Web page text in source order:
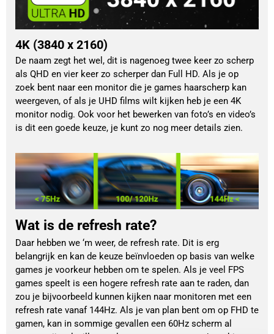
4K (3840 x 2160)
De naam zegt het wel, dit is nagenoeg twee keer zo scherp
als QHD en vier keer zo scherper dan Full HD. Als je op
zoek bent naar een monitor die je games haarscherp kan
weergeven, of als je UHD films wilt kijken heb je een 4K
monitor nodig. Ook voor het bewerken van foto’s en video’s
is dit een goede keuze, je kunt zo nog meer details zien.
Wat is de refresh rate?
Daar hebben we ‘m weer, de refresh rate. Dit is erg
belangrijk en kan de keuze beïnvloeden op basis van welke
games je voorkeur hebben om te spelen. Als je veel FPS
games speelt is een hogere refresh rate aan te raden, dan
zou je bijvoorbeeld kunnen kijken naar monitoren met een
refresh rate vanaf 144Hz. Als je van plan bent om op FHD te
gamen, kan in sommige gevallen een 60Hz scherm al